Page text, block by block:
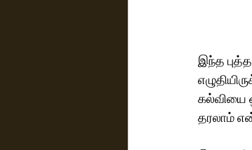
இந்த
கல்வியை
தரலாம்